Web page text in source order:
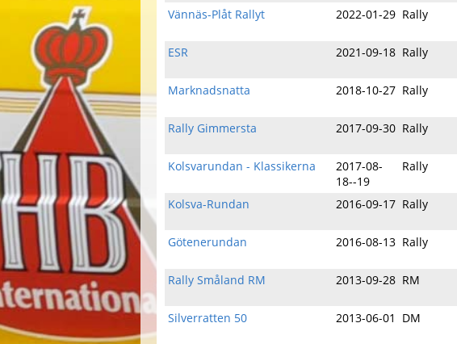
Vännäs-Plåt Rallyt 2022-01-29 Rally
ESR 2021-09-18 Rally
Marknadsnatta 2018-10-27 Rally
Rally Gimmersta 2017-09-30 Rally
Kolsvarundan - Klassikerna
2017-08-
18--19
Rally
Kolsva-Rundan 2016-09-17 Rally
Götenerundan 2016-08-13 Rally
Rally Småland RM 2013-09-28 RM
Silverratten 50 2013-06-01 DM